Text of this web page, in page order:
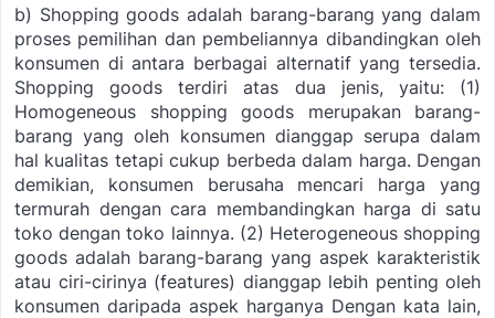
b) Shopping goods adalah barang-barang yang dalam
proses pemilihan dan pembeliannya dibandingkan oleh
konsumen di antara berbagai alternatif yang tersedia.
Shopping goods terdiri atas dua jenis, yaitu:
(1)
Homogeneous shopping goods merupakan barang-
barang yang oleh konsumen dianggap serupa dalam
hal kualitas tetapi cukup berbeda dalam harga. Dengan
demikian, konsumen berusaha mencari harga yang
termurah dengan cara membandingkan harga di satu
toko dengan toko lainnya. (2) Heterogeneous shopping
goods adalah barang-barang yang aspek karakteristik
atau ciri-cirinya (features) dianggap lebih penting oleh
konsumen daripada aspek harganya Dengan kata lain,